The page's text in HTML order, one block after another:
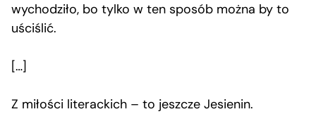
wychodziło, bo tylko w ten sposób można by to
uściślić.
[…]
Z miłości literackich – to jeszcze Jesienin.